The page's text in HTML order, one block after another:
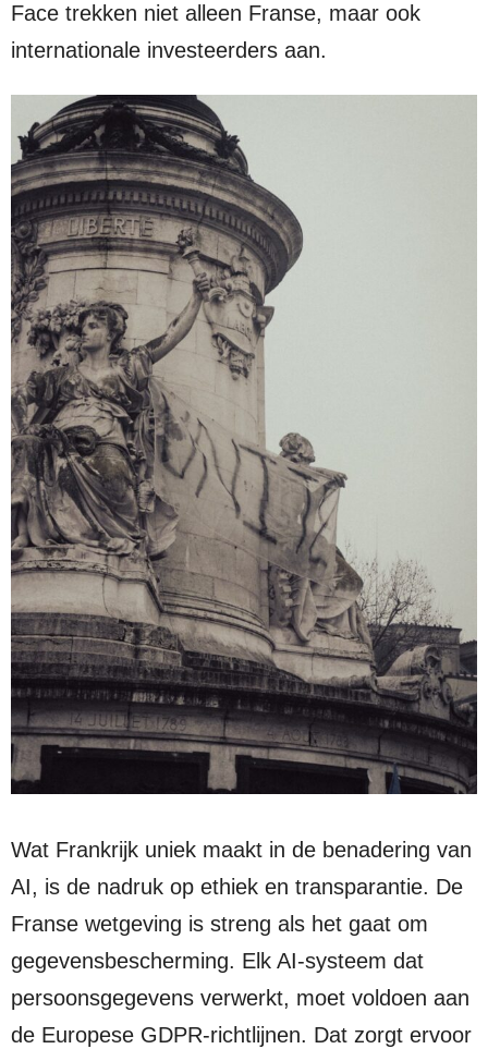
Face trekken niet alleen Franse, maar ook
internationale investeerders aan.
Wat Frankrijk uniek maakt in de benadering van
AI, is de nadruk op ethiek en transparantie. De
Franse wetgeving is streng als het gaat om
gegevensbescherming. Elk AI-systeem dat
persoonsgegevens verwerkt, moet voldoen aan
de Europese GDPR-richtlijnen. Dat zorgt ervoor